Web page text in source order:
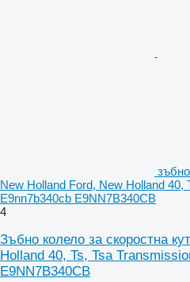
New Holland Ford, New Holland 40,
E9nn7b340cb E9NN7B340CB
4
Зъбно колело за скоростна
Holland 40, Ts, Tsa
E9NN7B340CB